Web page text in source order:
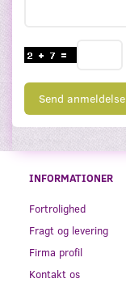
Send anmeldelse
INFORMATIONER
Fortrolighed
Fragt og levering
Firma profil
Kontakt os